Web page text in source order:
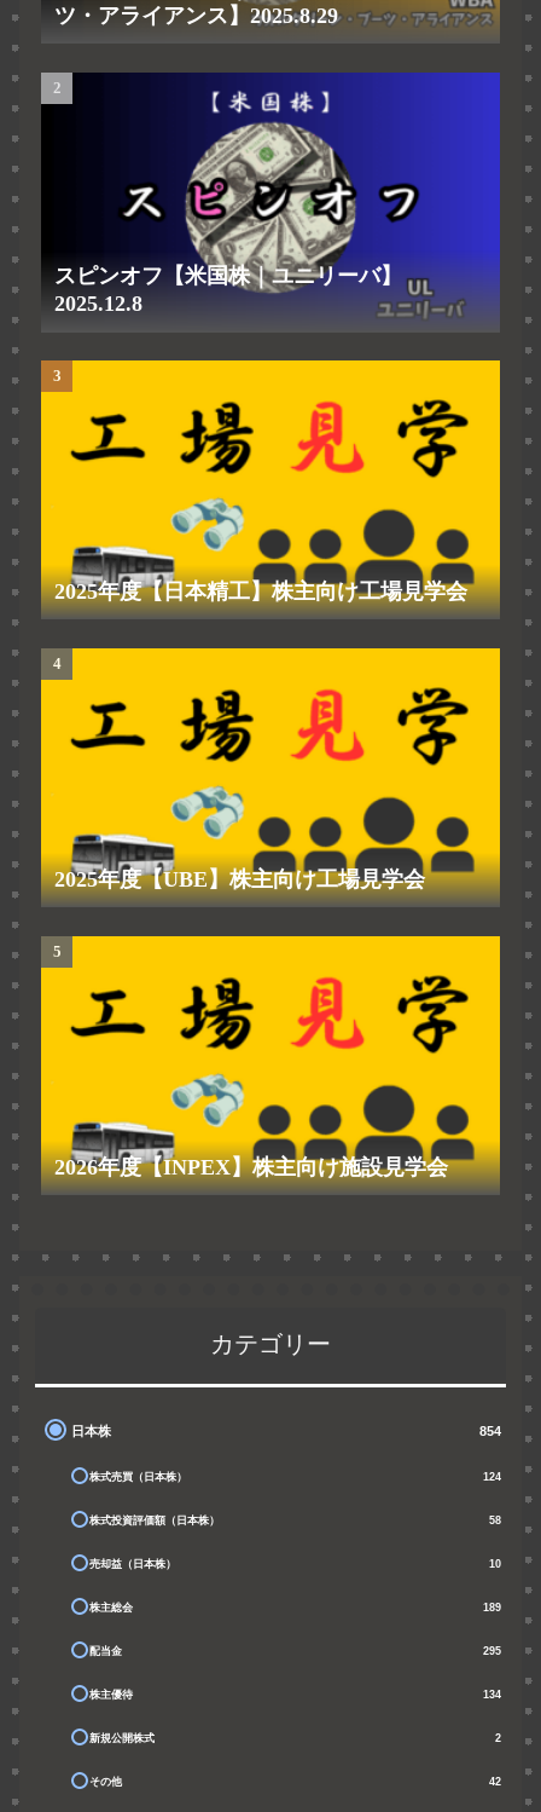
ツ・アライアンス】2025.8.29
スピンオフ【米国株｜ユニリーバ】
2025.12.8
2025年度【日本精工】株主向け工場見学会
2025年度【UBE】株主向け工場見学会
2026年度【INPEX】株主向け施設見学会
カテゴリー
日本株 854
株式売買（日本株） 124
株式投資評価額（日本株） 58
売却益（日本株） 10
株主総会 189
配当金 295
株主優待 134
新規公開株式 2
その他 42